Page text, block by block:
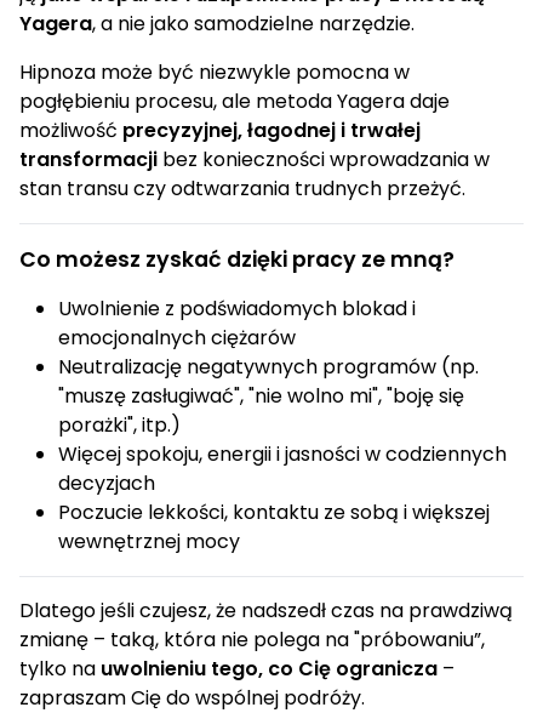
Yagera, a nie jako samodzielne narzędzie.
Hipnoza może być niezwykle pomocna w
pogłębieniu procesu, ale metoda Yagera daje
możliwość precyzyjnej, łagodnej i trwałej
transformacji bez konieczności wprowadzania w
stan transu czy odtwarzania trudnych przeżyć.
Co możesz zyskać dzięki pracy ze mną?
Uwolnienie z podświadomych blokad i
emocjonalnych ciężarów
Neutralizację negatywnych programów (np.
"muszę zasługiwać", "nie wolno mi", "boję się
porażki", itp.)
Więcej spokoju, energii i jasności w codziennych
decyzjach
Poczucie lekkości, kontaktu ze sobą i większej
wewnętrznej mocy
Dlatego jeśli czujesz, że nadszedł czas na prawdziwą
zmianę – taką, która nie polega na "próbowaniu”,
tylko na uwolnieniu tego, co Cię ogranicza –
zapraszam Cię do wspólnej podróży.